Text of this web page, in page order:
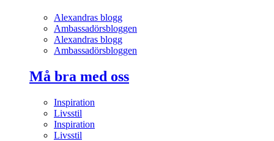
Alexandras blogg
Ambassadörsbloggen
Alexandras blogg
Ambassadörsbloggen
Må bra med oss
Inspiration
Livsstil
Inspiration
Livsstil